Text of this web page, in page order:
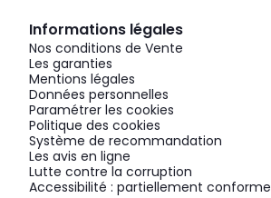
Informations légales
Nos conditions de Vente
Les garanties
Mentions légales
Données personnelles
Paramétrer les cookies
Politique des cookies
Système de recommandation
Les avis en ligne
Lutte contre la corruption
Accessibilité : partiellement conforme